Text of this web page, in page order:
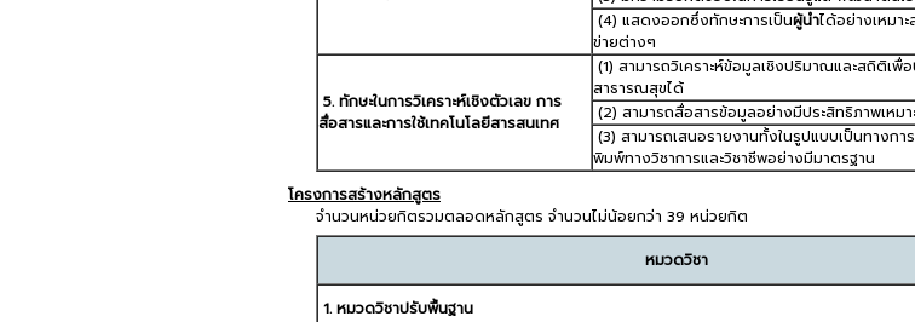
(4) แสดงออกซึ่งทักษะการเป็นผู้นำได้อย่างเหมา
ข่ายต่างๆ
5. ทักษะในการวิเคราะห์เชิงตัวเลข การ
สื่อสารและการใช้เทคโนโลยีสารสนเทศ
(1) สามารถวิเคราะห์ข้อมูลเชิงปริมาณและสถิติเพื่อ
สาธารณสุขได้
(2) สามารถสื่อสารข้อมูลอย่างมีประสิทธิภาพเหม
(3) สามารถเสนอรายงานทั้งในรูปแบบเป็นทางกา
พิมพ์ทางวิชาการและวิชาชีพอย่างมีมาตรฐาน
โครงการสร้างหลักสูตร
จำนวนหน่วยกิตรวมตลอดหลักสูตร จำนวนไม่น้อยกว่า 39 หน่วยกิต
หมวดวิชา
1. หมวดวิชาปรับพื้นฐาน